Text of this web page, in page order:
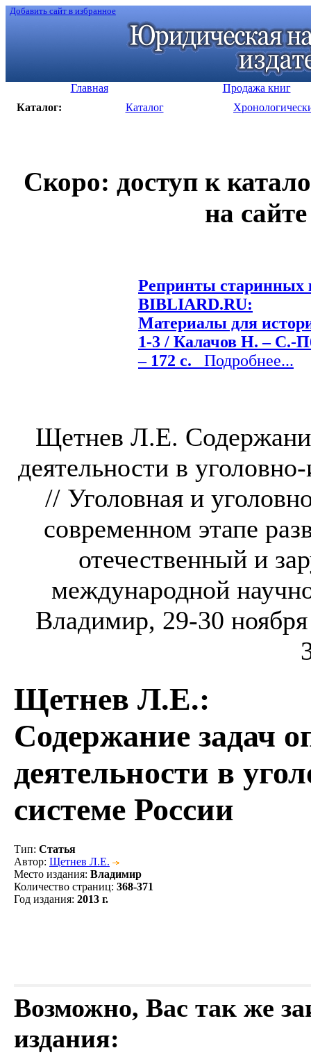
Добавить сайт в избранное
Главная
Продажа книг
Каталог:
Каталог
Скоро: доступ к
на
Репринты старинных
BIBLIARD.RU:
Материалы для
1-3 / Калачов Н. – С.-
– 172 c. Подробнее...
Щетнев Л.Е.
деятельности в
// Уголовная и
современном этапе
отечественный и
международной
Владимир, 29-30
Щетнев Л.Е.:
Содержание задач
деятельности в
системе России
Тип: Статья
Автор: Щетнев Л.Е.
Место издания: Владимир
Количество страниц: 368-371
Год издания: 2013 г.
Возможно, Вас так же
издания: